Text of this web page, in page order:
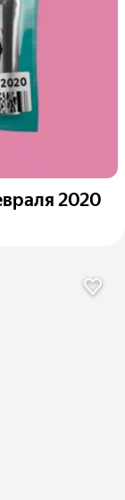
2020